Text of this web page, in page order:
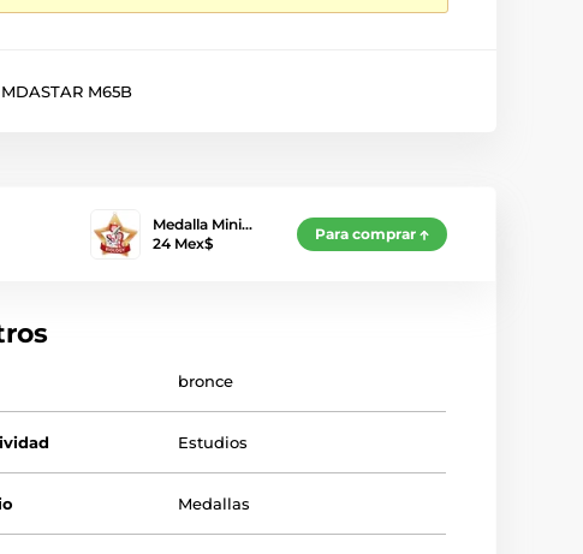
MDASTAR M65B
Medalla Mini…
24 Mex$
Para comprar
bronce
Estudios
Medallas